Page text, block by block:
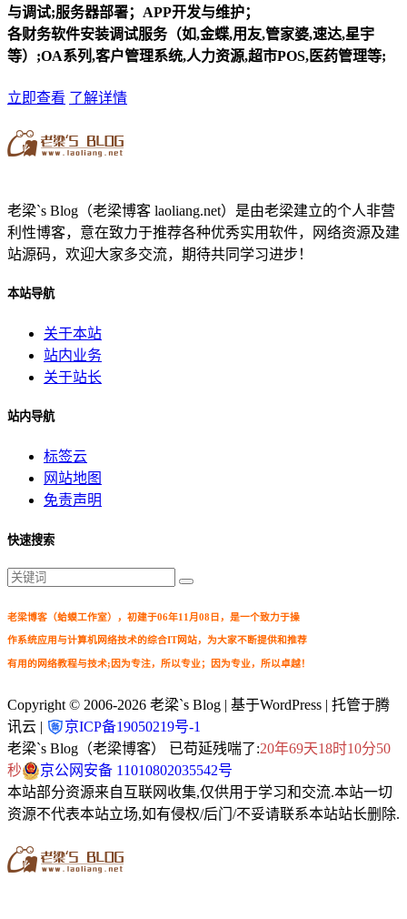
与调试;服务器部署；APP开发与维护；
各财务软件安装调试服务（如,金蝶,用友,管家婆,速达,星宇
等）;OA系列,客户管理系统,人力资源,超市POS,医药管理等;
立即查看 了解详情
老梁`s Blog（老梁博客 laoliang.net）是由老梁建立的个人非营
利性博客，意在致力于推荐各种优秀实用软件，网络资源及建
站源码，欢迎大家多交流，期待共同学习进步！
本站导航
关于本站
站内业务
关于站长
站内导航
标签云
网站地图
免责声明
快速搜索
老梁博客（蛤蟆工作室），初建于06年11月08日，是一个致力于操
作系统应用与计算机网络技术的综合IT网站，为大家不断提供和推荐
有用的网络教程与技术;因为专注，所以专业；因为专业，所以卓越！
Copyright © 2006-2026 老梁`s Blog | 基于WordPress | 托管于腾
讯云 |
京ICP备19050219号-1
老梁`s Blog（老梁博客） 已苟延残喘了:20年69天18时10分51
秒
京公网安备 11010802035542号
本站部分资源来自互联网收集,仅供用于学习和交流.本站一切
资源不代表本站立场,如有侵权/后门/不妥请联系本站站长删除.